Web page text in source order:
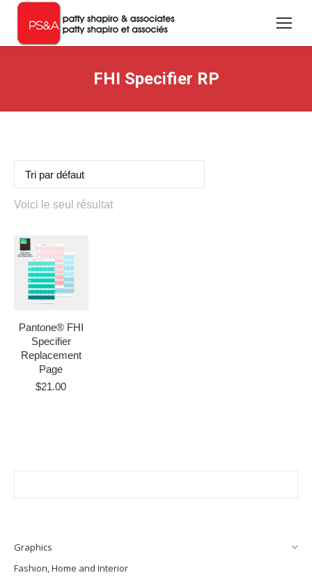
FHI Specifier RP
Voici le seul résultat
Pantone® FHI
Specifier
Replacement
Page
$21.00
Graphics
Fashion, Home and Interior